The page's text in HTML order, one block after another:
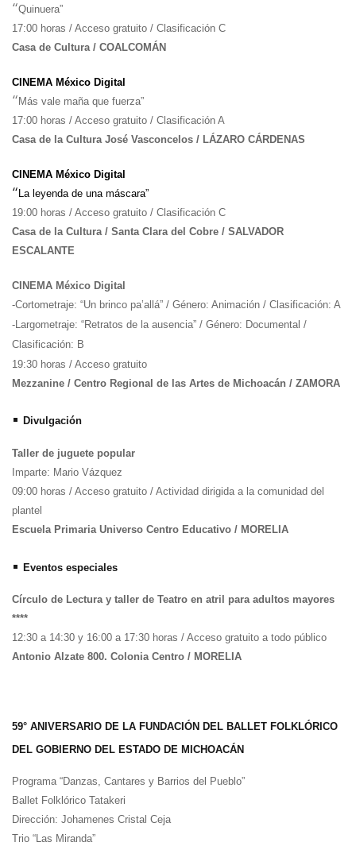
“Quinuera”
17:00 horas / Acceso gratuito / Clasificación C
Casa de Cultura / COALCOMÁN
CINEMA México Digital
“ Más vale maña que fuerza”
17:00 horas / Acceso gratuito / Clasificación A
Casa de la Cultura José Vasconcelos / LÁZARO CÁRDENAS
CINEMA México Digital
“ La leyenda de una máscara”
19:00 horas / Acceso gratuito / Clasificación C
Casa de la Cultura / Santa Clara del Cobre / SALVADOR
ESCALANTE
CINEMA México Digital
-Cortometraje: “Un brinco pa’allá” / Género: Animación / Clasificación: A
-Largometraje: “Retratos de la ausencia” / Género: Documental /
Clasificación: B
19:30 horas / Acceso gratuito
Mezzanine / Centro Regional de las Artes de Michoacán / ZAMORA
• Divulgación
Taller de juguete popular
Imparte: Mario Vázquez
09:00 horas / Acceso gratuito / Actividad dirigida a la comunidad del
plantel
Escuela Primaria Universo Centro Educativo / MORELIA
• Eventos especiales
Círculo de Lectura y taller de Teatro en atril para adultos mayores
****
12:30 a 14:30 y 16:00 a 17:30 horas / Acceso gratuito a todo público
Antonio Alzate 800. Colonia Centro / MORELIA
59° ANIVERSARIO DE LA FUNDACIÓN DEL BALLET FOLKLÓRICO
DEL GOBIERNO DEL ESTADO DE MICHOACÁN
Programa “Danzas, Cantares y Barrios del Pueblo”
Ballet Folklórico Tatakeri
Dirección: Johamenes Cristal Ceja
Trio “Las Miranda”